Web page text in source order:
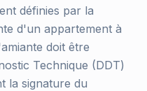
définies par la
d'un appartement à
doit être
Technique (DDT)
la signature du